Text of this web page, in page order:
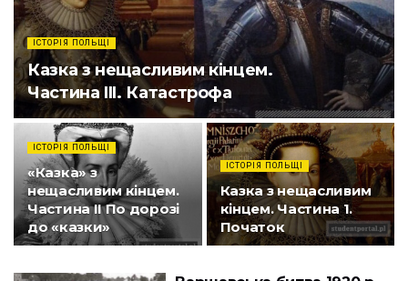
ІСТОРІЯ ПОЛЬЩІ
Казка з нещасливим кінцем.
Частина III. Катастрофа
ІСТОРІЯ ПОЛЬЩІ
«Казка» з
нещасливим кінцем.
Частина ІІ По дорозі
до «казки»
ІСТОРІЯ ПОЛЬЩІ
Казка з нещасливим
кінцем. Частина 1.
Початок